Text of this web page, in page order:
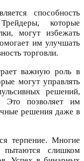
способность
которые
могут избежать
им улучшать
торговли.
важную роль в
могут управлять
решений,
Это позволяет им
решения даже в
терпение. Многие
пытаются слишком